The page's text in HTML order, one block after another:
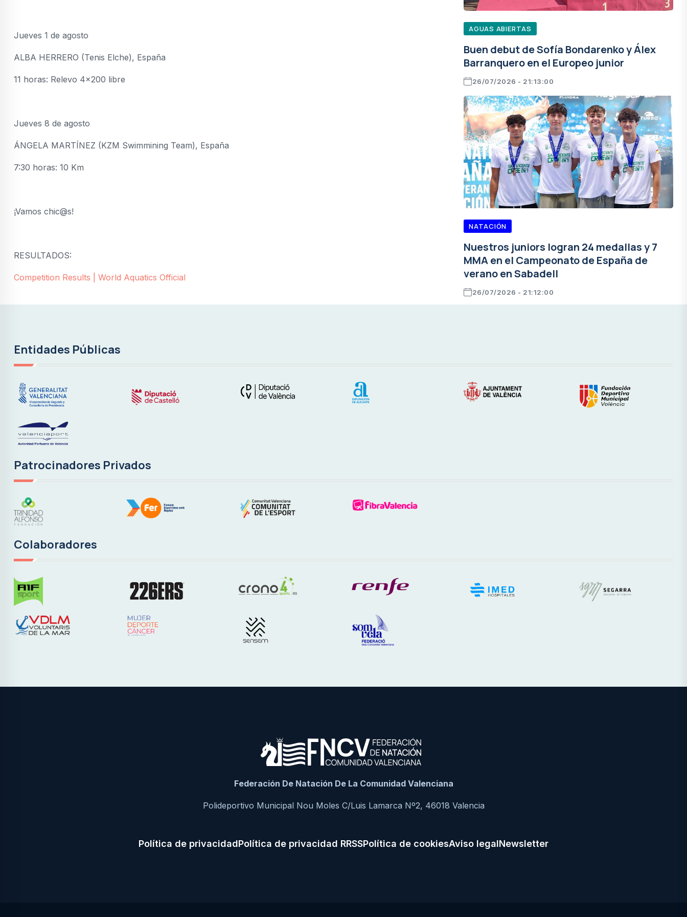
Jueves 1 de agosto
ALBA HERRERO (Tenis Elche), España
11 horas: Relevo 4x200 libre
Jueves 8 de agosto
ÁNGELA MARTÍNEZ (KZM Swimmining Team), España
7:30 horas: 10 Km
¡Vamos chic@s!
RESULTADOS:
Competition Results | World Aquatics Official
AGUAS ABIERTAS
Buen debut de Sofía Bondarenko y Álex
Barranquero en el Europeo junior
26/07/2026 - 21:13:00
NATACIÓN
Nuestros juniors logran 24 medallas y 7
MMA en el Campeonato de España de
verano en Sabadell
26/07/2026 - 21:12:00
Entidades Públicas
Patrocinadores Privados
Colaboradores
Federación De Natación De La Comunidad Valenciana
Polideportivo Municipal Nou Moles C/Luis Lamarca Nº2, 46018 Valencia
Política de privacidadPolítica de privacidad RRSSPolítica de cookiesAviso legalNewsletter